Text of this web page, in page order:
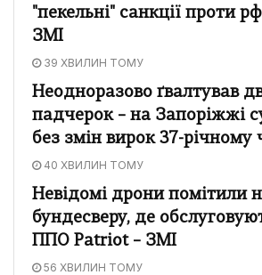
"пекельні" санкції проти
ЗМІ
39 ХВИЛИН ТОМУ
Неодноразово ґвалтував
падчерок – на Запоріжжі
без змін вирок 37-річному
40 ХВИЛИН ТОМУ
Невідомі дрони помітили
бундесверу, де
ППО Patriot – ЗМІ
56 ХВИЛИН ТОМУ